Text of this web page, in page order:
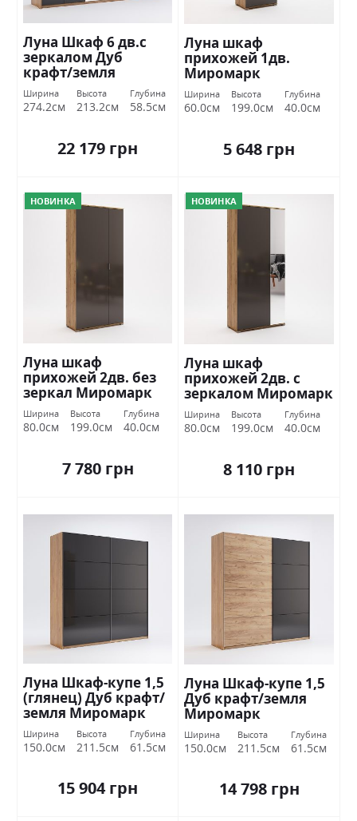
Луна Шкаф 6 дв.с
зеркалом Дуб
крафт/земля
Миромарк
Ширина
274.2см
Высота
213.2см
Глубина
58.5см
22 179 грн
Луна шкаф
прихожей 1дв.
Миромарк
Ширина
60.0см
Высота
199.0см
Глубина
40.0см
5 648 грн
НОВИНКА
Луна шкаф
прихожей 2дв. без
зеркал Миромарк
Ширина
80.0см
Высота
199.0см
Глубина
40.0см
7 780 грн
НОВИНКА
Луна шкаф
прихожей 2дв. с
зеркалом Миромарк
Ширина
80.0см
Высота
199.0см
Глубина
40.0см
8 110 грн
Луна Шкаф-купе 1,5
(глянец) Дуб крафт/
земля Миромарк
Ширина
150.0см
Высота
211.5см
Глубина
61.5см
15 904 грн
Луна Шкаф-купе 1,5
Дуб крафт/земля
Миромарк
Ширина
150.0см
Высота
211.5см
Глубина
61.5см
14 798 грн